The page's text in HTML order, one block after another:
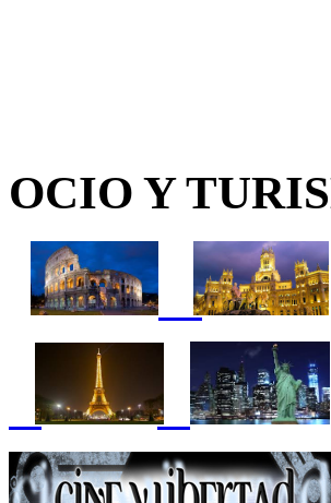
OCIO Y